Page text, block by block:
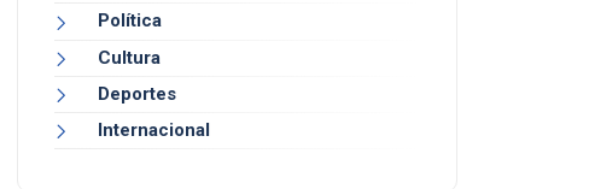
Política
Cultura
Deportes
Internacional